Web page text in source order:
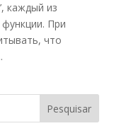
каждый из
При
что